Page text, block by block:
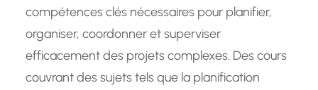
compétences clés nécessaires pour planifier,
organiser, coordonner et superviser
efficacement des projets complexes. Des cours
couvrant des sujets tels que la planification